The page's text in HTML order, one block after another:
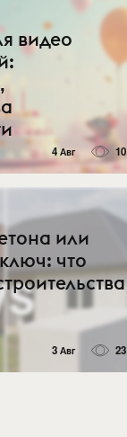
видео
4 Авг 10
или
что
3 Авг 23